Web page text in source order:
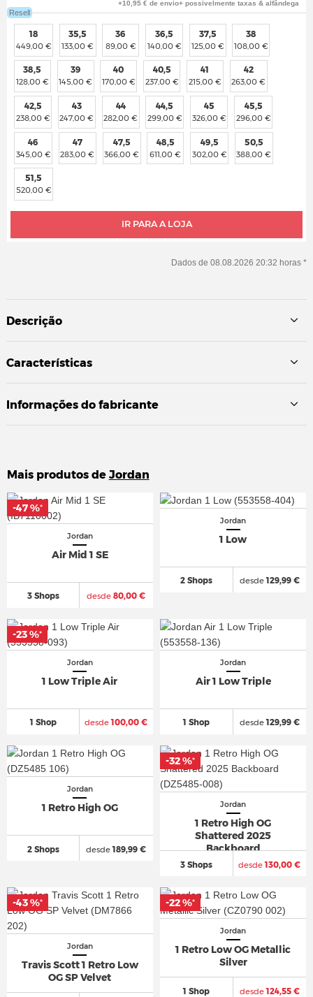
Resell
+10,95 € de envio+ possivelmente taxas & alfândega
IR PARA A LOJA
18
449,00 €
35,5
133,00 €
36
89,00 €
36,5
140,00 €
37,5
125,00 €
38
108,00 €
38,5
128,00 €
39
145,00 €
40
170,00 €
40,5
237,00 €
41
215,00 €
42
263,00 €
42,5
238,00 €
43
247,00 €
44
282,00 €
44,5
299,00 €
45
326,00 €
45,5
296,00 €
46
345,00 €
47
283,00 €
47,5
366,00 €
48,5
611,00 €
49,5
302,00 €
50,5
388,00 €
51,5
520,00 €
Dados de 08.08.2026 20:32 horas *
Descrição
Características
Informações do fabricante
Mais produtos de Jordan
Jordan
Air Mid 1 SE
3 Shops desde 80,00 €
-47 %*
-47 %*
Jordan
1 Low
2 Shops desde129,99 €
Jordan
1 Low Triple Air
1 Shop desde100,00 €
-23 %*
-23 %*
Jordan
Air 1 Low Triple
1 Shop desde129,99 €
Jordan
1 Retro High OG
2 Shops desde189,99 €
Jordan
1 Retro High OG
Shattered 2025
Backboard
3 Shops desde130,00 €
-32 %*
-32 %*
Jordan
Travis Scott 1 Retro Low
OG SP Velvet
-43 %*
-43 %*
Jordan
1 Retro Low OG Metallic
Silver
1 Shop desde124,55 €
-22 %*
-22 %*